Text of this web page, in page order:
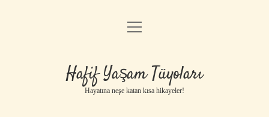
Anasayfa
Yasal Uyarı
menüyü
Hafif Yaşam Tüyoları
Hayatına neşe katan kısa hikayeler!